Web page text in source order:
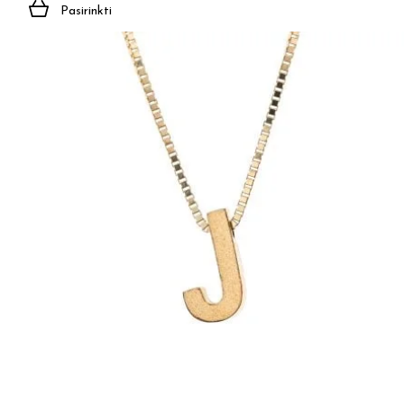
Pasirinkti